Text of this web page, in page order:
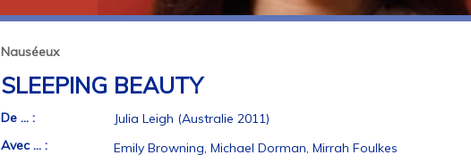
Nauséeux
SLEEPING BEAUTY
De ... :
Julia Leigh (Australie 2011)
Avec ... :
Emily Browning, Michael Dorman, Mirrah Foulkes